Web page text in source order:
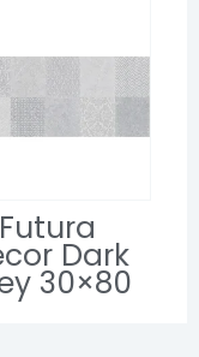
Futura
Dark
30×80